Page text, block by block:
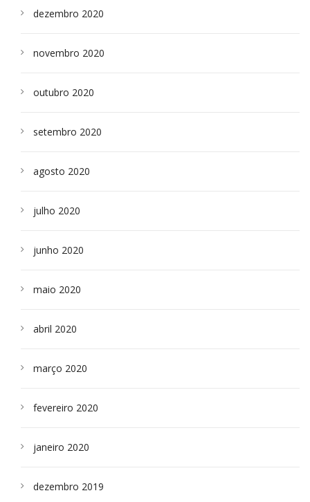
dezembro 2020
novembro 2020
outubro 2020
setembro 2020
agosto 2020
julho 2020
junho 2020
maio 2020
abril 2020
março 2020
fevereiro 2020
janeiro 2020
dezembro 2019